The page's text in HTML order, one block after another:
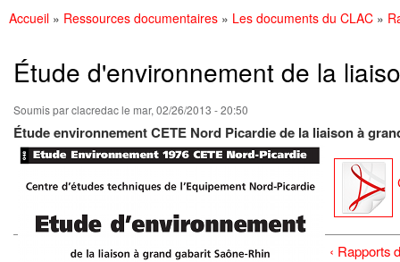
Accueil » Ressources documentaires » Les documents du CLAC »
Étude d'environnement de la
Soumis parclacredacle mar, 02/26/2013 - 20:50
Étude environnement CETE Nord Picardie de la liaison à
‹ Rapports